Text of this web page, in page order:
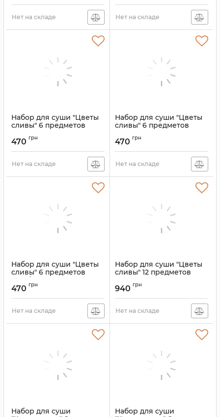
Нет на складе Нет на складе
Набор для суши "Цветы
сливы" 6 предметов
Артикул:
470 грн
Нет на складе
Набор для суши "Цветы
сливы" 6 предметов
Артикул:
470 грн
Нет на складе
Набор для суши "Цветы
сливы" 6 предметов
Голубой
Артикул:
470 грн
Нет на складе
Набор для суши "Цветы
сливы" 12 предметов
940 грн
Нет на складе
Набор для суши
Набор для суши